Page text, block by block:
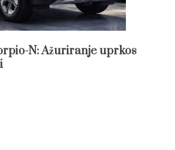
N: Ažuriranje uprkos